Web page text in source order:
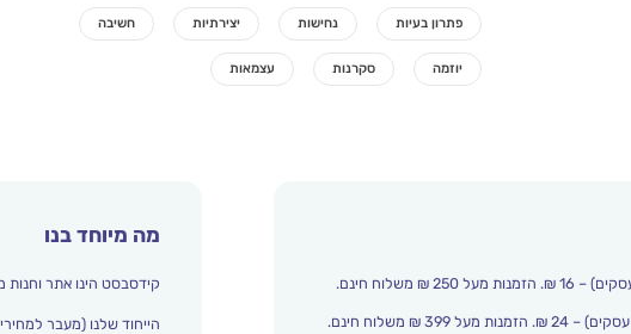
מה מיוחד בנו
קידסבסט הינו אתר וחנות
הייחוד שלנו (מעבר